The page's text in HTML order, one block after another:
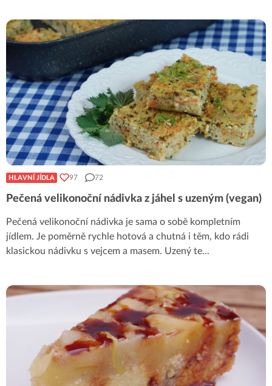
HLAVNÍ JÍDLA 97 72
Pečená velikonoční nádivka z jáhel s uzeným (vegan)
Pečená velikonoční nádivka je sama o sobě kompletním
jídlem. Je poměrně rychle hotová a chutná i těm, kdo rádi
klasickou nádivku s vejcem a masem. Uzený te...